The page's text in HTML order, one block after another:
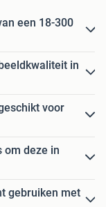
een 18-300
in
voor
om deze in
gebruiken met